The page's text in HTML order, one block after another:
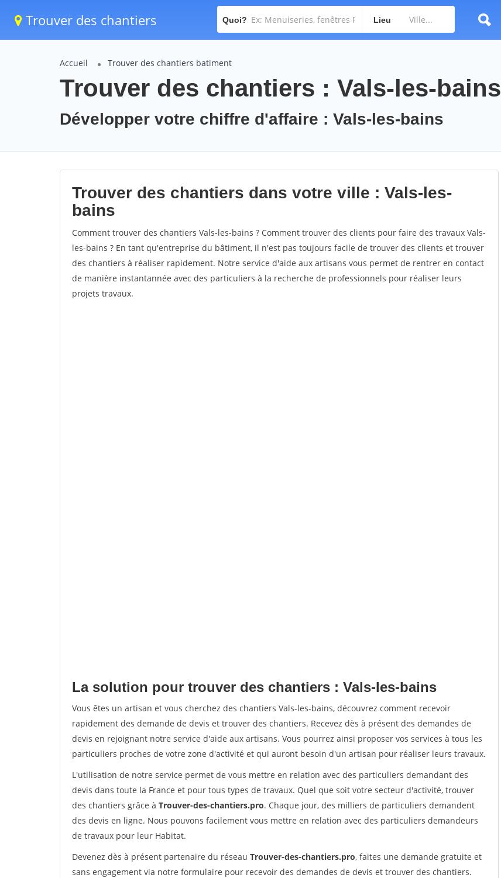
Trouver des chantiers Quoi? Lieu
Accueil Trouver des chantiers batiment
Trouver des chantiers : Vals-les-bains
Développer votre chiffre d'affaire : Vals-les-bains
Trouver des chantiers dans votre ville : Vals-les-
bains
Comment trouver des chantiers Vals-les-bains ? Comment trouver des clients pour faire des travaux Vals-
les-bains ? En tant qu'entreprise du bâtiment, il n'est pas toujours facile de trouver des clients et trouver
des chantiers à réaliser rapidement. Notre service d'aide aux artisans vous permet de rentrer en contact
de manière instantannée avec des particuliers à la recherche de professionnels pour réaliser leurs
projets travaux.
La solution pour trouver des chantiers : Vals-les-bains
Vous êtes un artisan et vous cherchez des chantiers Vals-les-bains, découvrez comment recevoir
rapidement des demande de devis et trouver des chantiers. Recevez dès à présent des demandes de
devis en rejoignant notre service d'aide aux artisans. Vous pourrez ainsi proposer vos services à tous les
particuliers proches de votre zone d'activité et qui auront besoin d'un artisan pour réaliser leurs travaux.
L'utilisation de notre service permet de vous mettre en relation avec des particuliers demandant des
devis dans toute la France et pour tous types de travaux. Quel que soit votre secteur d'activité, trouver
des chantiers grâce à Trouver-des-chantiers.pro. Chaque jour, des milliers de particuliers demandent
des devis en ligne. Nous pouvons facilement vous mettre en relation avec des particuliers demandeurs
de travaux pour leur Habitat.
Devenez dès à présent partenaire du réseau Trouver-des-chantiers.pro, faites une demande gratuite et
sans engagement via notre formulaire pour recevoir des demandes de devis et trouver des chantiers.